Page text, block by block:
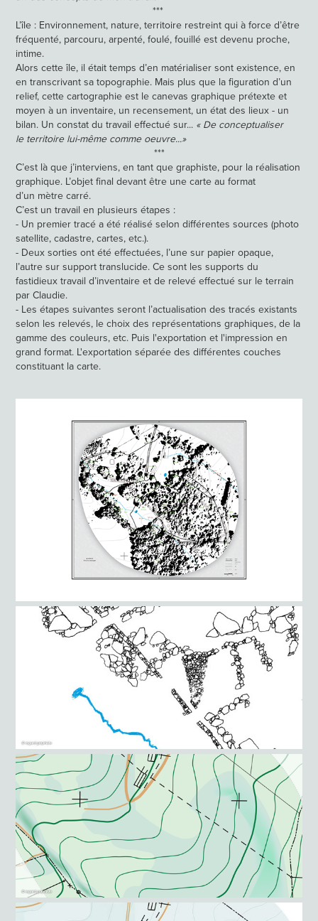
***
L’île : Environnement, nature, territoire restreint qui à force d’être
fréquenté, parcouru, arpenté, foulé, fouillé est devenu proche,
intime.
Alors cette île, il était temps d’en matérialiser sont existence, en
en transcrivant sa topographie. Mais plus que la figuration d’un
relief, cette cartographie est le canevas graphique prétexte et
moyen à un inventaire, un recensement, un état des lieux - un
bilan. Un constat du travail effectué sur... « De conceptualiser
le territoire lui-même comme oeuvre...»
***
C’est là que j’interviens, en tant que graphiste, pour la réalisation
graphique. L’objet final devant être une carte au format
d’un mètre carré.
C’est un travail en plusieurs étapes :
- Un premier tracé a été réalisé selon différentes sources (photo
satellite, cadastre, cartes, etc.).
- Deux sorties ont été effectuées, l’une sur papier opaque,
l’autre sur support translucide. Ce sont les supports du
fastidieux travail d’inventaire et de relevé effectué sur le terrain
par Claudie.
- Les étapes suivantes seront l’actualisation des tracés existants
selon les relevés, le choix des représentations graphiques, de la
gamme des couleurs, etc. Puis l'exportation et l'impression en
grand format. L'exportation séparée des différentes couches
constituant la carte.